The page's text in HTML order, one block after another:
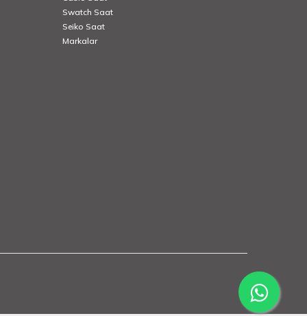
Swatch Saat
Seiko Saat
Markalar